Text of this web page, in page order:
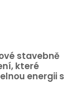
stavebně
které
energii s